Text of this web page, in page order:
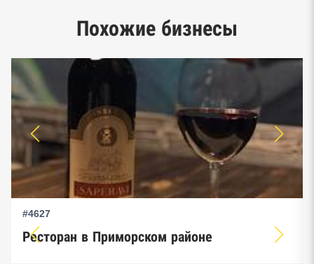
Единый реестр малого и среднего
Похожие бизнесы
#4627
Ресторан в Приморском районе